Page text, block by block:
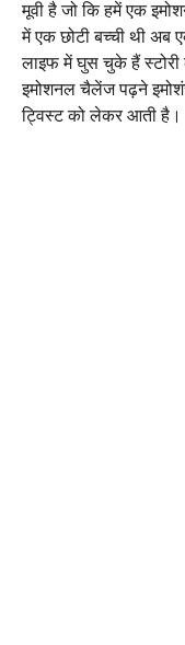
मूवी है जो कि हमें एक
में एक छोटी बच्ची थी
लाइफ में घुस चुके हैं
इमोशनल चैलेंज पढ़ने
ट्विस्ट को लेकर आती है।